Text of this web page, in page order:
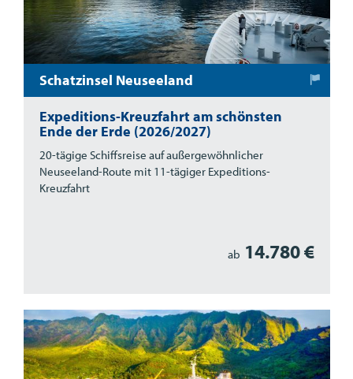
Schatzinsel Neuseeland
Expeditions-Kreuzfahrt am schönsten
Ende der Erde (2026/2027)
20-tägige Schiffsreise auf außergewöhnlicher
Neuseeland-Route mit 11-tägiger Expeditions-
Kreuzfahrt
ab 14.780 €